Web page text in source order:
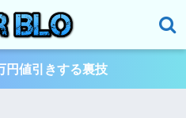
円値引きする裏技